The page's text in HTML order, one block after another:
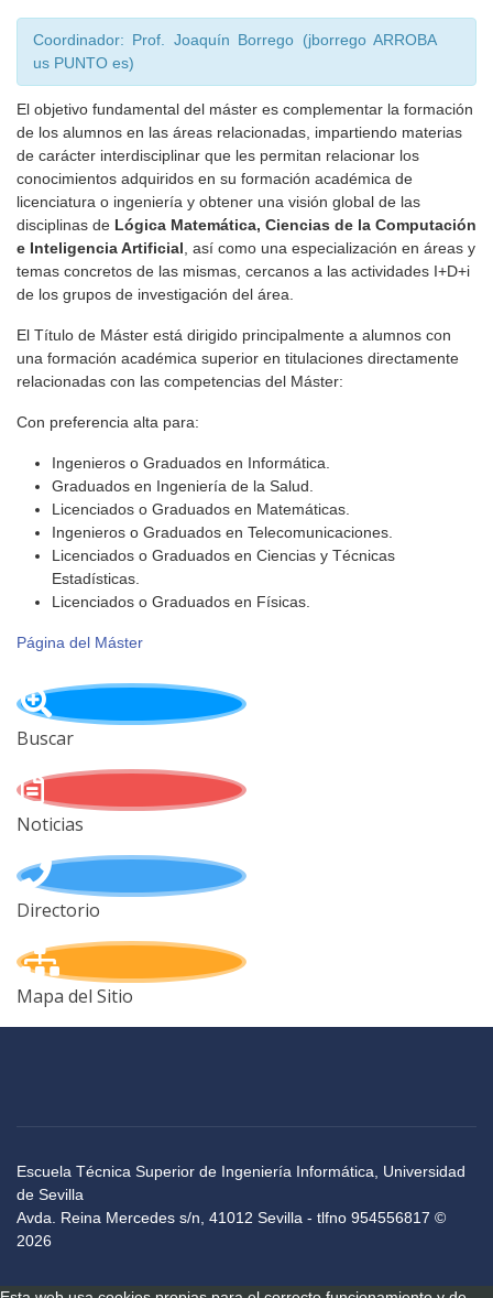
Coordinador: Prof. Joaquín Borrego (jborrego ARROBA
us PUNTO es)
El objetivo fundamental del máster es complementar la formación
de los alumnos en las áreas relacionadas, impartiendo materias
de carácter interdisciplinar que les permitan relacionar los
conocimientos adquiridos en su formación académica de
licenciatura o ingeniería y obtener una visión global de las
disciplinas de Lógica Matemática, Ciencias de la Computación
e Inteligencia Artificial , así como una especialización en áreas y
temas concretos de las mismas, cercanos a las actividades I+D+i
de los grupos de investigación del área.
El Título de Máster está dirigido principalmente a alumnos con
una formación académica superior en titulaciones directamente
relacionadas con las competencias del Máster:
Con preferencia alta para:
Ingenieros o Graduados en Informática.
Graduados en Ingeniería de la Salud.
Licenciados o Graduados en Matemáticas.
Ingenieros o Graduados en Telecomunicaciones.
Licenciados o Graduados en Ciencias y Técnicas
Estadísticas.
Licenciados o Graduados en Físicas.
Página del Máster
Buscar
Noticias
Directorio
Mapa del Sitio
Escuela Técnica Superior de Ingeniería Informática, Universidad
de Sevilla
Avda. Reina Mercedes s/n, 41012 Sevilla - tlfno 954556817 ©
2026